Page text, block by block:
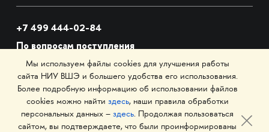
+7 499 444-02-84
По вопросам поступления
С понедельника по пятницу
с 10:00 до 18:00
+7495 621-87-11
По общим вопросам
Мы используем файлы cookies для улучшения работы
сайта НИУ ВШЭ и большего удобства его использования.
Более подробную информацию об использовании файлов
cookies можно найти здесь, наши правила обработки
персональных данных – здесь. Продолжая пользоваться
сайтом, вы подтверждаете, что были проинформированы